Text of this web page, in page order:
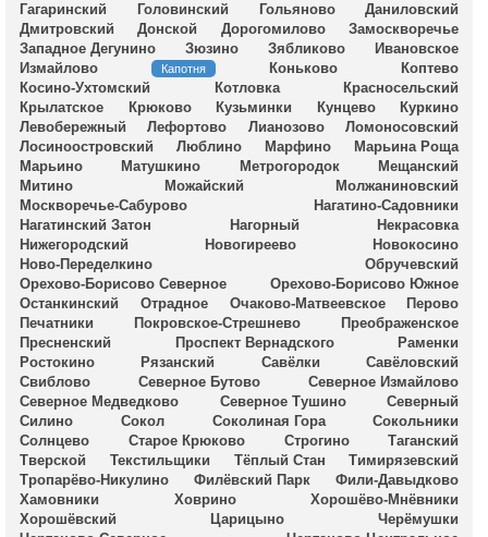
Гагаринский
Головинский Гольяново
Даниловский
Дмитровский
Донской Дорогомилово
Замоскворечье
Западное Дегунино
Зюзино Зябликово
Ивановское
Измайлово
Капотня Коньково
Коптево
Косино-Ухтомский
Котловка
Красносельский
Крылатское
Крюково Кузьминки Кунцево
Куркино
Левобережный
Лефортово Лианозово
Ломоносовский
Лосиноостровский
Люблино Марфино
Марьина Роща
Марьино
Матушкино Метрогородок
Мещанский
Митино
Можайский
Молжаниновский
Москворечье-Сабурово
Нагатино-Садовники
Нагатинский Затон
Нагорный
Некрасовка
Нижегородский
Новогиреево
Новокосино
Ново-Переделкино
Обручевский
Орехово-Борисово Северное
Орехово-Борисово Южное
Останкинский
Отрадное Очаково-Матвеевское
Перово
Печатники
Покровское-Стрешнево
Преображенское
Пресненский
Проспект Вернадского
Раменки
Ростокино
Рязанский Савёлки
Савёловский
Свиблово
Северное Бутово
Северное Измайлово
Северное Медведково
Северное Тушино
Северный
Силино
Сокол Соколиная Гора
Сокольники
Солнцево
Старое Крюково Строгино
Таганский
Тверской
Текстильщики Тёплый Стан
Тимирязевский
Тропарёво-Никулино
Филёвский Парк
Фили-Давыдково
Хамовники
Ховрино
Хорошёво-Мнёвники
Хорошёвский
Царицыно
Черёмушки